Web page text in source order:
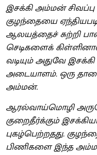
இசக்கி அம்மன்
குழந்தையை
ஆலயத்தைச் சுற்றி
செடிகளைக்
வடியும்‌ அதுவே
அடையாளம். ஒரு
அம்மன்.
ஆரல்வாய்மொழி
குறைதீர்க்கும்
புகழ்பெற்றதது.
பிணிகளை இந்த